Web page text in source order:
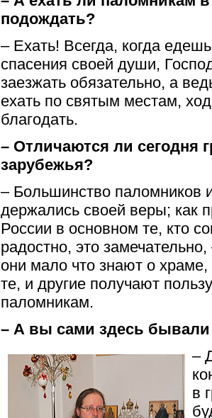
подождать?
– Ехать! Всегда, когда
спасения своей души,
заезжать обязательно, а
ехать по святым местам,
благодать.
– Отличаются ли сегодня
зарубежья?
– Большинство паломников
держались своей веры; как
России в основном те, кто
радостно, это
они мало что знают о
те, и другие получают
паломникам.
– А вы сами здесь бывали
–
в